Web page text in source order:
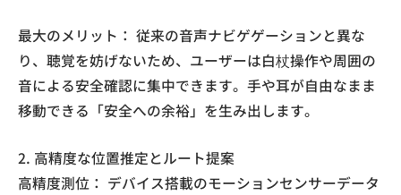
最大のメリット： 従来の音声ナビゲゲーションと異な
り、聴覚を妨げないため、ユーザーは白杖操作や周囲の
音による安全確認に集中できます。手や耳が自由なまま
移動できる「安全への余裕」を生み出します。
2. 高精度な位置推定とルート提案
高精度測位： デバイス搭載のモーションセンサーデータ